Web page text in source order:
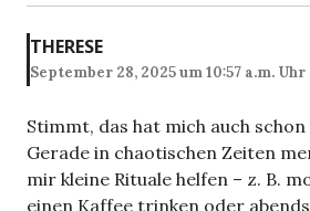
THERESE
September 28, 2025 um 10:57 a.m. Uhr
Stimmt, das hat mich auch
Gerade in chaotischen Zeiten
mir kleine Rituale helfen – z. B.
einen Kaffee trinken oder